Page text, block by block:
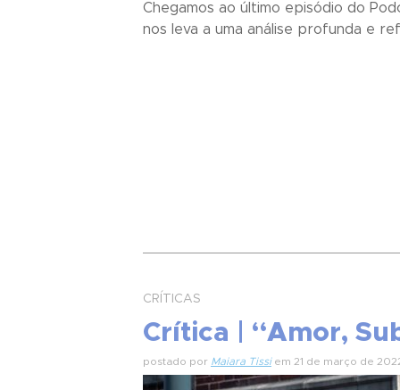
Chegamos ao último episódio do
nos leva a uma análise profunda e
CRÍTICAS
Crítica | “Amor,
postado por Maiara Tissiem 21 de março de